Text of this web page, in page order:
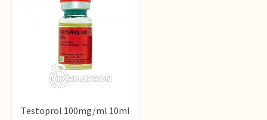
Testoprol 100mg/ml 10ml